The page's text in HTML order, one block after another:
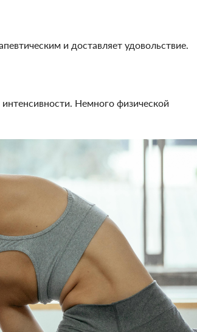
и доставляет удовольствие.
Немного физической